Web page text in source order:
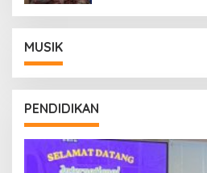
MUSIK
PENDIDIKAN